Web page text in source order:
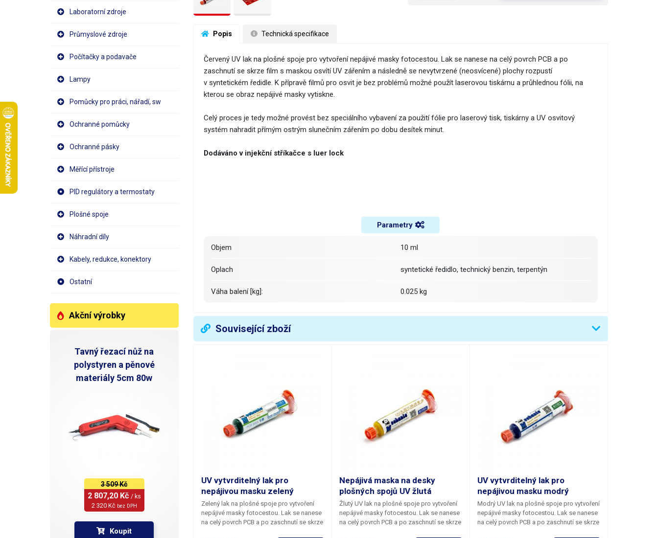
Laboratorní zdroje
Průmyslové zdroje
Počítačky a podavače
Lampy
Pomůcky pro práci, nářadí, sw
Ochranné pomůcky
Ochranné pásky
Měřící přístroje
PID regulátory a termostaty
Plošné spoje
Náhradní díly
Kabely, redukce, konektory
Ostatní
Akční výrobky
Tavný řezací nůž na
polystyren a pěnové
materiály 5cm 80w
3 509 Kč
2 807,20 Kč / ks
2 320 Kč bez DPH
Koupit
Popis Technická specifikace
Červený UV lak na plošné spoje pro vytvoření nepájivé masky fotocestou. Lak se nanese na celý povrch PCB a po
zaschnutí se skrze film s maskou osvítí UV zářením a následně se nevytvrzené (neosvícené) plochy rozpustí
v syntetickém ředidle. K přípravě filmů pro osvit je bez problémů možné použít laserovou tiskárnu a průhlednou fólii, na
kterou se obraz nepájivé masky vytiskne.
Celý proces je tedy možné provést bez speciálního vybavení za použití fólie pro laserový tisk, tiskárny a UV osvitový
systém nahradit přímým ostrým slunečním zářením po dobu desítek minut.
Dodáváno v injekční stříkačce s luer lock
Parametry
Objem 10 ml
Oplach syntetické ředidlo, technický benzin, terpentýn
Váha balení [kg]: 0.025 kg
Související zboží
UV vytvrditelný lak pro
nepájivou masku zelený
Zelený lak na plošné spoje pro vytvoření
nepájivé masky fotocestou. Lak se nanese
na celý povrch PCB a po zaschnutí se skrze
Nepájivá maska na desky
plošných spojů UV žlutá
Žlutý UV lak na plošné spoje pro vytvoření
nepájivé masky fotocestou. Lak se nanese
na celý povrch PCB a po zaschnutí se skrze
UV vytvrditelný lak pro
nepájivou masku modrý
Modrý UV lak na plošné spoje pro vytvoření
nepájivé masky fotocestou. Lak se nanese
na celý povrch PCB a po zaschnutí se skrze